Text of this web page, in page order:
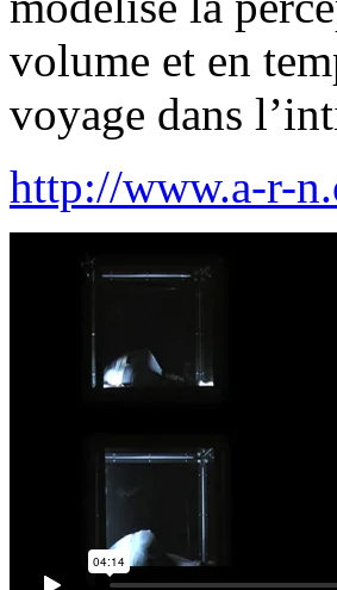
volume et en
voyage dans
http://www.a-r-